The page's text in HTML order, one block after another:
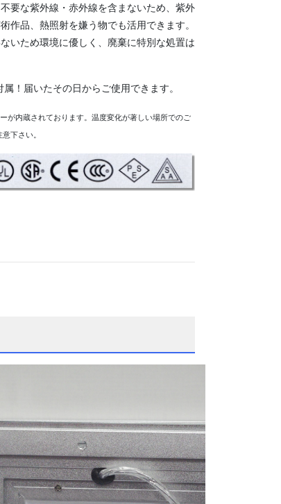
要な紫外線・赤外線を含まないため、紫外
作品、熱照射を嫌う物でも活用できます。
いため環境に優しく、廃棄に特別な処置は
！届いたその日からご使用できます。
が内蔵されております。温度変化が著しい場所でのご
下さい。